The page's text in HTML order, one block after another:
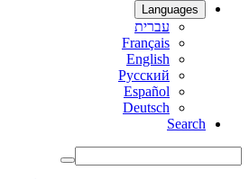
Languages
עברית
Français
English
Русский
Español
Deutsch
Search